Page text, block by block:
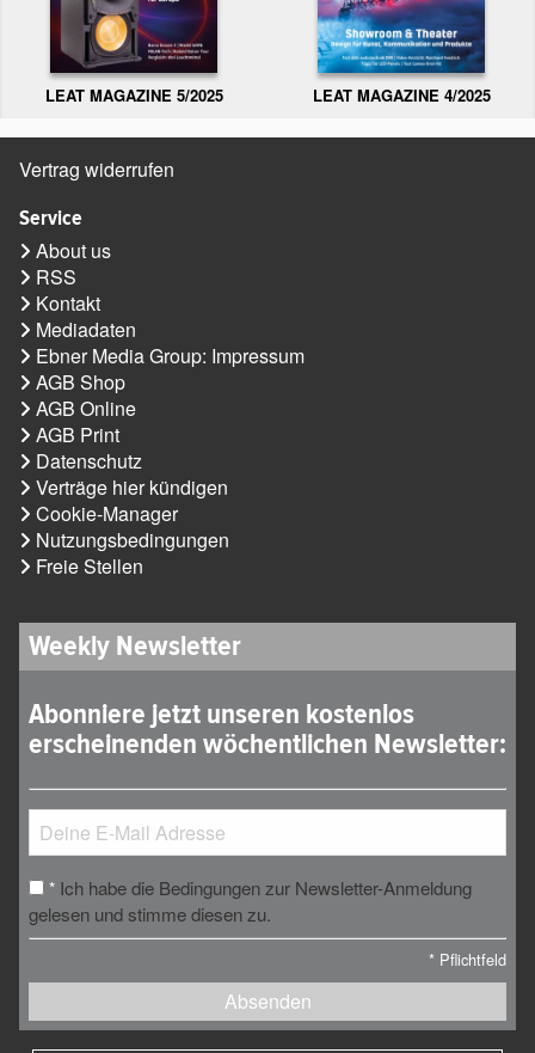
LEAT MAGAZINE 5/2025 LEAT MAGAZINE 4/2025
Vertrag widerrufen
Service
About us
RSS
Kontakt
Mediadaten
Ebner Media Group: Impressum
AGB Shop
AGB Online
AGB Print
Datenschutz
Verträge hier kündigen
Cookie-Manager
Nutzungsbedingungen
Freie Stellen
Weekly Newsletter
Abonniere jetzt unseren kostenlos
erscheinenden wöchentlichen Newsletter:
* Ich habe die Bedingungen zur Newsletter-Anmeldung
gelesen und stimme diesen zu.
* Pflichtfeld
Absenden